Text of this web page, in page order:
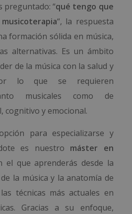
preguntado: “qué tengo que
“, la respuesta
formación sólida en música,
alternativas. Es un ámbito
de la música con la salud y
lo que se requieren
musicales como de
cognitivo y emocional.
para especializarse y
es nuestro máster en
el que aprenderás desde la
la música y la anatomía de
técnicas más actuales en
Gracias a su enfoque,